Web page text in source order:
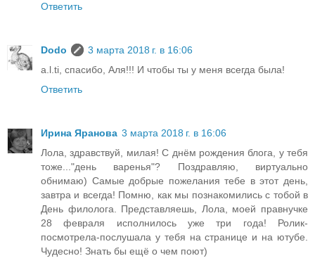
Ответить
Dodo
3 марта 2018 г. в 16:06
a.l.ti, спасибо, Аля!!! И чтобы ты у меня всегда была!
Ответить
Ирина Яранова 3 марта 2018 г. в 16:06
Лола, здравствуй, милая! С днём рождения блога, у тебя
тоже..."день варенья"? Поздравляю, виртуально
обнимаю) Самые добрые пожелания тебе в этот день,
завтра и всегда! Помню, как мы познакомились с тобой в
День филолога. Представляешь, Лола, моей правнучке
28 февраля исполнилось уже три года! Ролик-
посмотрела-послушала у тебя на странице и на ютубе.
Чудесно! Знать бы ещё о чем поют)